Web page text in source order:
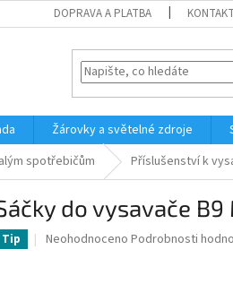
DOPRAVA A PLATBA
Žárovky a světelné zdroje
spotřebičům Příslušenství k
do vysavače B9
Tip
Průměrné
Neohodnoceno Podrobnosti